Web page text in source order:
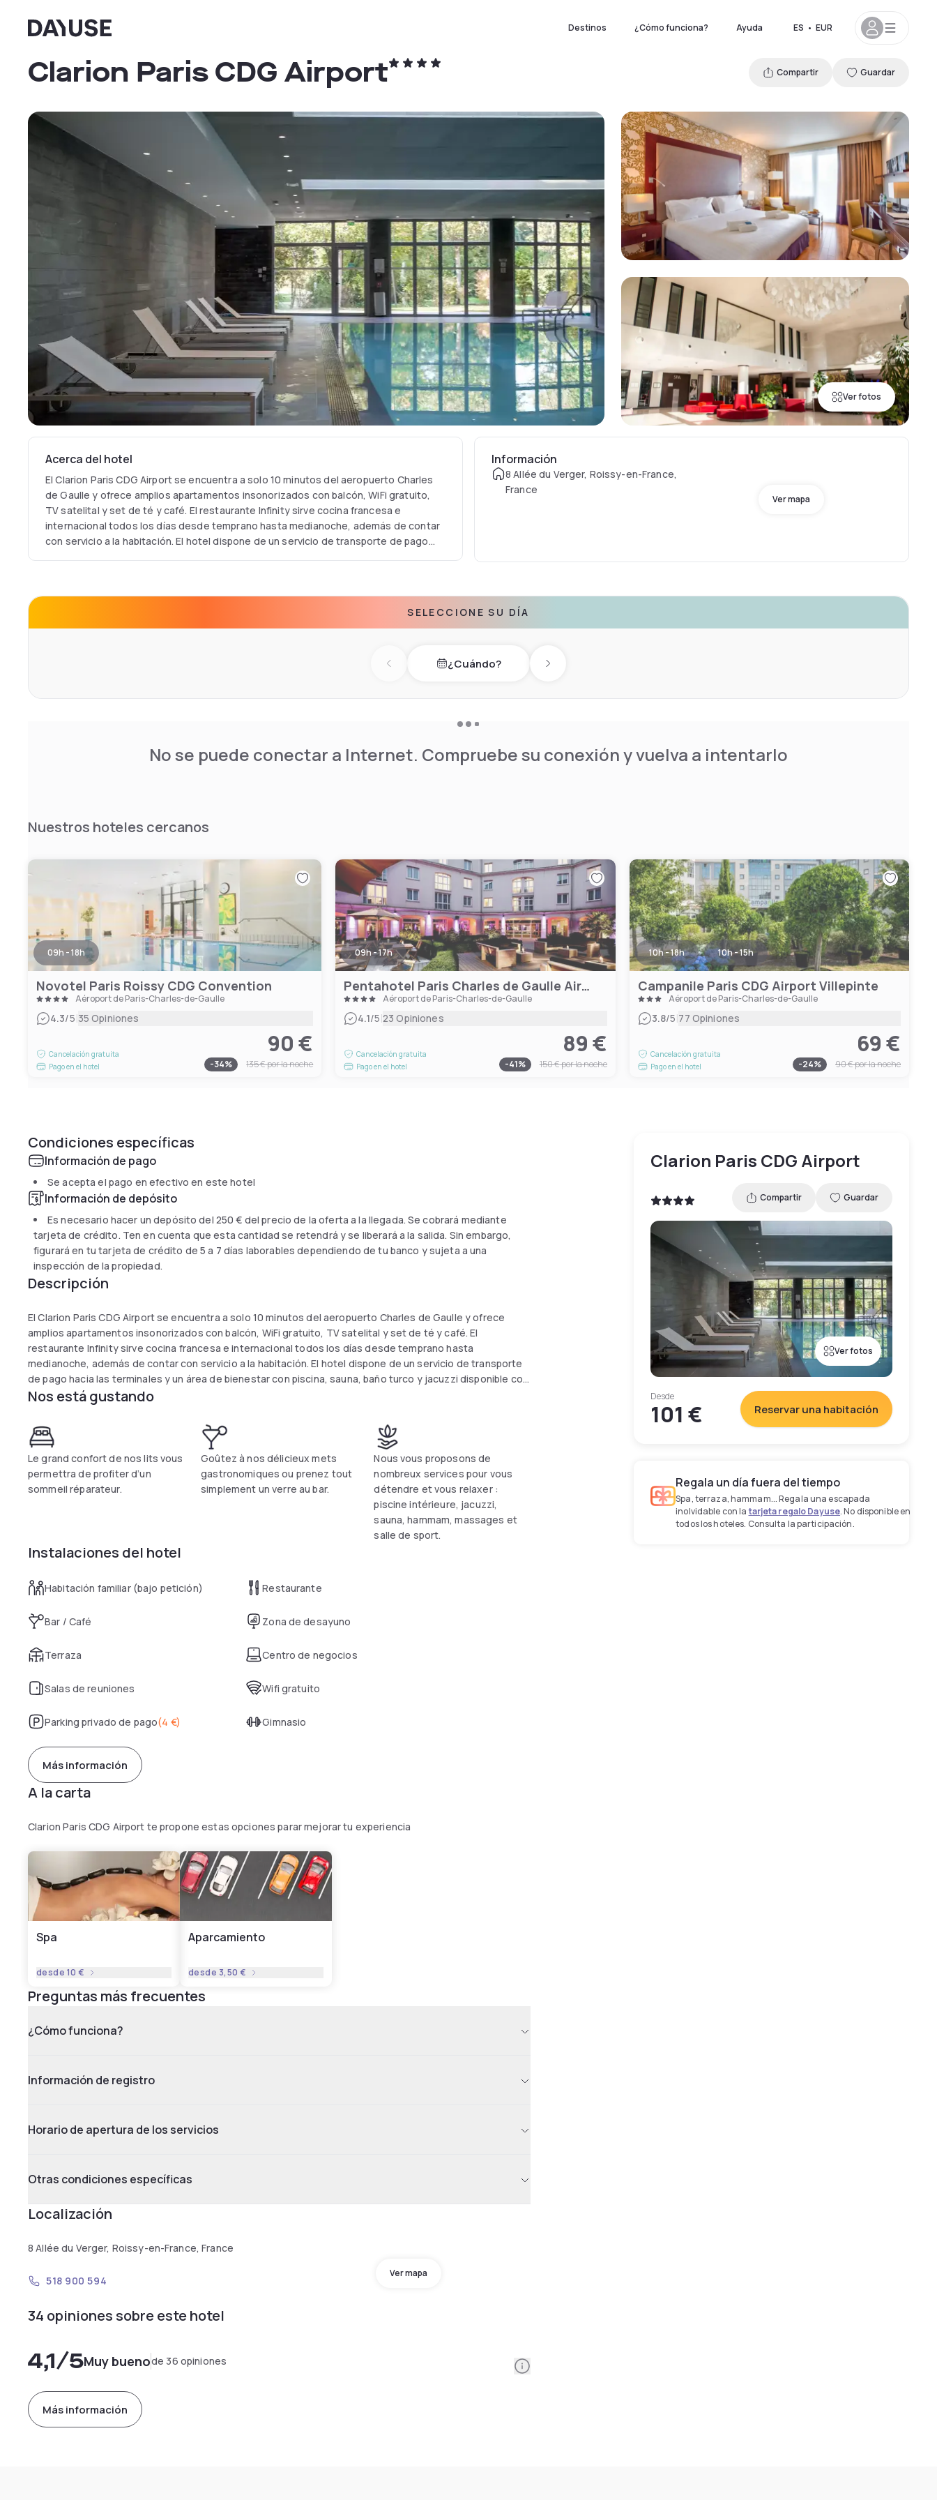
Dayuse Destinos ¿Cómo funciona? Ayuda ES • EUR
Ver fotos
Clarion Paris CDG Airport Compartir Guardar
Acerca del hotel
El Clarion Paris CDG Airport se encuentra a solo 10 minutos del aeropuerto Charles
de Gaulle y ofrece amplios apartamentos insonorizados con balcón, WiFi gratuito,
TV satelital y set de té y café. El restaurante Infinity sirve cocina francesa e
internacional todos los días desde temprano hasta medianoche, además de contar
con servicio a la habitación. El hotel dispone de un servicio de transporte de pago
Información
8 Allée du Verger, Roissy-en-France,
France
Ver mapa
SELECCIONE SU DÍA
Previous day¿Cuándo? Next day
No se puede conectar a Internet. Compruebe su conexión y vuelva a intentarlo
Nuestros hoteles cercanos
09h - 18h
Novotel Paris Roissy CDG Convention
Aéroport de Paris-Charles-de-Gaulle
4.3/5|35 Opiniones
Cancelación gratuita
Pago en el hotel
90 €
-34% 135 €por la noche
09h - 17h
Pentahotel Paris Charles de Gaulle Airport
Aéroport de Paris-Charles-de-Gaulle
4.1/5|23 Opiniones
Cancelación gratuita
Pago en el hotel
89 €
-41% 150 €por la noche
10h - 18h 10h - 15h
Campanile Paris CDG Airport Villepinte
Aéroport de Paris-Charles-de-Gaulle
3.8/5|77 Opiniones
Cancelación gratuita
Pago en el hotel
69 €
-24% 90 €por la noche
Condiciones específicas
Información de pago
Se acepta el pago en efectivo en este hotel
Información de depósito
Es necesario hacer un depósito del 250 € del precio de la oferta a la llegada. Se cobrará mediante
tarjeta de crédito. Ten en cuenta que esta cantidad se retendrá y se liberará a la salida. Sin embargo,
figurará en tu tarjeta de crédito de 5 a 7 días laborables dependiendo de tu banco y sujeta a una
inspección de la propiedad.
Descripción
El Clarion Paris CDG Airport se encuentra a solo 10 minutos del aeropuerto Charles de Gaulle y ofrece
amplios apartamentos insonorizados con balcón, WiFi gratuito, TV satelital y set de té y café. El
restaurante Infinity sirve cocina francesa e internacional todos los días desde temprano hasta
medianoche, además de contar con servicio a la habitación. El hotel dispone de un servicio de transporte
de pago hacia las terminales y un área de bienestar con piscina, sauna, baño turco y jacuzzi disponible con
suplemento. Cerca de Parc Astérix, el recinto ferial Paris Nord Villepinte y a 35 minutos en tren del centro
de París, es una opción perfecta tanto para viajeros de negocios como de placer.
Nos está gustando
Le grand confort de nos lits vous
permettra de profiter d’un
sommeil réparateur.
Goûtez à nos délicieux mets
gastronomiques ou prenez tout
simplement un verre au bar.
Nous vous proposons de
nombreux services pour vous
détendre et vous relaxer :
piscine intérieure, jacuzzi,
sauna, hammam, massages et
salle de sport.
Instalaciones del hotel
Habitación familiar (bajo petición) Restaurante
Bar / Café Zona de desayuno
Terraza Centro de negocios
Salas de reuniones Wifi gratuito
Parking privado de pago(4 €) Gimnasio
Más información
A la carta
Clarion Paris CDG Airport te propone estas opciones parar mejorar tu experiencia
Spa
desde 10 €
Aparcamiento
desde 3,50 €
Preguntas más frecuentes
¿Cómo funciona?
Información de registro
Horario de apertura de los servicios
Otras condiciones específicas
Localización
8 Allée du Verger, Roissy-en-France, France
Ver mapa
518 900 594
34 opiniones sobre este hotel
4,1/5Muy buenode 36 opiniones Information
Más información
Clarion Paris CDG Airport
Compartir Guardar
Ver fotos
Desde
101 € Reservar una habitación
Regala un día fuera del tiempo
Spa, terraza, hammam... Regala una escapada
inolvidable con latarjeta regalo Dayuse. No disponible en
todos los hoteles. Consulta la participación.